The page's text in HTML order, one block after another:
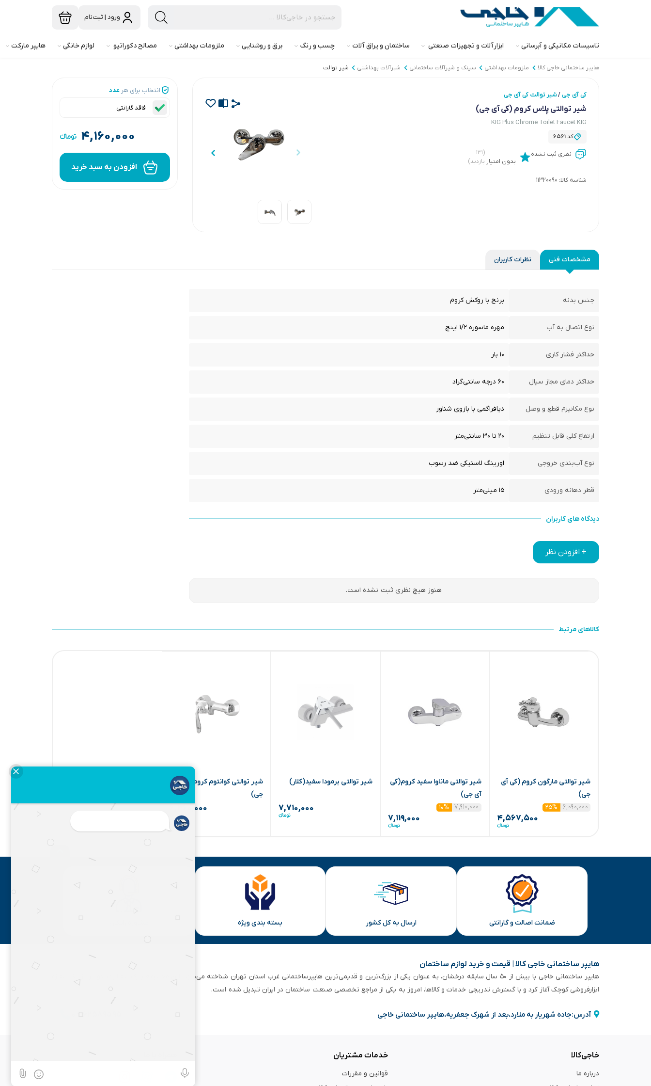
ورود | ثبت‌نام
تاسیسات مکانیکی و آبرسانی ابزارآلات و تجهیزات صنعتی ساختمان و یراق آلات چسب و رنگ برق و روشنایی ملزومات بهداشتی مصالح دکوراتیو لوازم خانگی هایپر مارکت
هایپر ساختمانی خاجی‌ کالا ملزومات بهداشتی سینک و شیرآلات ساختمانی شیرآلات بهداشتی شیر توالت
کی آی جی/شیر توالت کی آی جی
شیر توالتی پلاس کروم (کی آی جی)
KIG Plus Chrome Toilet Faucet KIG
کد6561
نظری ثبت نشده
بدون امتیاز
(۱۳۱
بازدید)
شناسه کالا: 11320090
انتخاب برای هر عدد
فاقد گارانتی
۴,۱۶۰,۰۰۰
افزودن به سبد خرید
مشخصات فنی نظرات کاربران
جنس بدنه برنج با روکش کروم
نوع اتصال به آب مهره ماسوره ۱/۲ اینچ
حداکثر فشار کاری ۱۰ بار
حداکثر دمای مجاز سیال ۶۰ درجه سانتی‌گراد
نوع مکانیزم قطع و وصل دیافراگمی با بازوی شناور
ارتفاع کلی قابل تنظیم ۲۰ تا ۳۰ سانتی‌متر
نوع آب‌بندی خروجی اورینگ لاستیکی ضد رسوب
قطر دهانه ورودی ۱۵ میلی‌متر
دیدگاه های کاربران
+ افزودن نظر
هنوز هیچ نظری ثبت نشده است.
کالاهای مرتبط
شیر توالتی مارگون کروم (کی آی
جی)
۶,۰۹۰,۰۰۰
۲۵%
۴,۵۶۷,۵۰۰
شیر توالتی ماناوا سفید کروم(کی
آی جی)
۷,۹۱۰,۰۰۰
۱۰%
۷,۱۱۹,۰۰۰
شیر توالتی برمودا سفید(کلار)
۷,۷۱۰,۰۰۰
‏شیر توالتی کوانتوم کروم (کی آی
جی)
۶,۳۶۰,۰۰۰
ضمانت اصالت و گارانتی ارسال به کل کشور بسته بندی ویژه
هایپر ساختمانی خاجی‌ کالا | قیمت و خرید لوازم ساختمان
هایپر ساختمانی خاجی‌ با بیش از ۵۰ سال سابقه‌ درخشان، به عنوان یکی از بزرگ‌ترین و قدیمی‌ترین هایپرساختمانی‌ غرب استان تهران شناخته می‌شود. این مجموعه بزرگ، فعالیت خود را از یک مغازه
ابزارفروشی کوچک آغاز کرد و با گسترش تدریجی خدمات و کالاها، امروز به یکی از مراجع تخصصی صنعت ساختمان در ایران تبدیل شده است.
آدرس:جاده شهریار به ملارد،بعد از شهرک جعفریه،هایپر ساختمانی خاجی
خاجی‌کالا
درباره ما
خدمات مشتریان
قوانین و مقررات